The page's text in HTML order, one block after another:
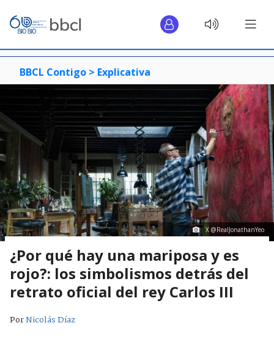
BBCL Contigo > Explicativa
X @RealJonathanYeo
¿Por qué hay una mariposa y es
rojo?: los simbolismos detrás del
retrato oficial del rey Carlos III
PorNicolás Díaz